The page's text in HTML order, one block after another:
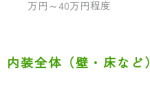
万円～40万円程度
内装全体（壁・床など）